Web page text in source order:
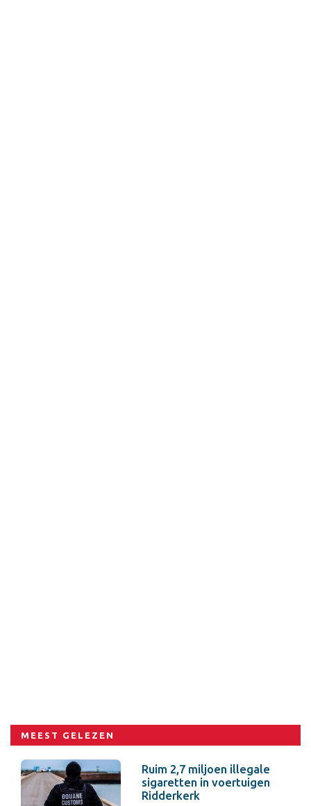
MEEST GELEZEN
Ruim 2,7 miljoen illegale
sigaretten in voertuigen
Ridderkerk